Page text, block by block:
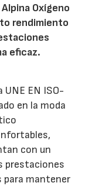
Oxígeno
rendimiento
eficaz.
UNE EN ISO-
en la moda
con un
prestaciones
para mantener